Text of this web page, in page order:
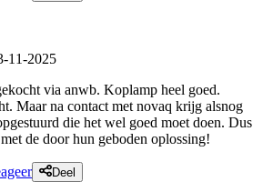
11-2025
via anwb. Koplamp heel goed.
Maar na contact met novaq krijg alsnog
die het wel goed moet doen. Dus
de door hun geboden oplossing!
Deel